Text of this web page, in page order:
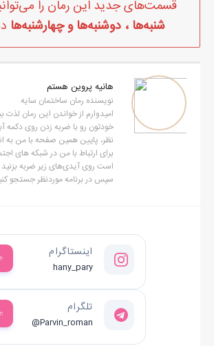
نمی‌دانم من اینطور خیال می‌کردم، یا واقعا
- خیلی هم خوب! منم هرشب برای دختر کوچیکم
کتابتونو ببینم؟
چندبار پلک زدم. دهانم آنقدر خشک شده بود که
شن‌های کویر، سر برآورده. بی‌هدف، شلوارم را
- متاسفانه یادم نیست کجا گذاشتمش.
قسم می‌خورم که این‌بار سبیل‌هایش به وضوح
کم‌کم داشتم به این فکر می‌افتادم که این سوال
پاسی از شب به طول بیانجامد؛ تا اینکه بالاخره
شد. دو طرف کاپشن خاکی رنگش را به‌هم
شکمش، مانع وصال کاملشان شد. من هم
رفتم تا مطمئن شوم گورش را از خانه‌ام گم می‌کند.
قسمت‌های جدید این رمان را
شنبه‌ها ، دوشنبه‌ها و چهارشنبه‌ها
هانیه پروین هستم
نویسنده رمان ساختمان سایه
امیدوارم از خواندن این رمان لذت
خودتون رو با ضربه زدن روی دکمه
نظر، پایین همین صفحه با من به
برای ارتباط با من در شبکه های
است روی آیدی‌های زیر ضربه
سپس در برنامه موردنظر جستجو
اینستاگرام
hany_pary
تلگرام
@Parvin_roman